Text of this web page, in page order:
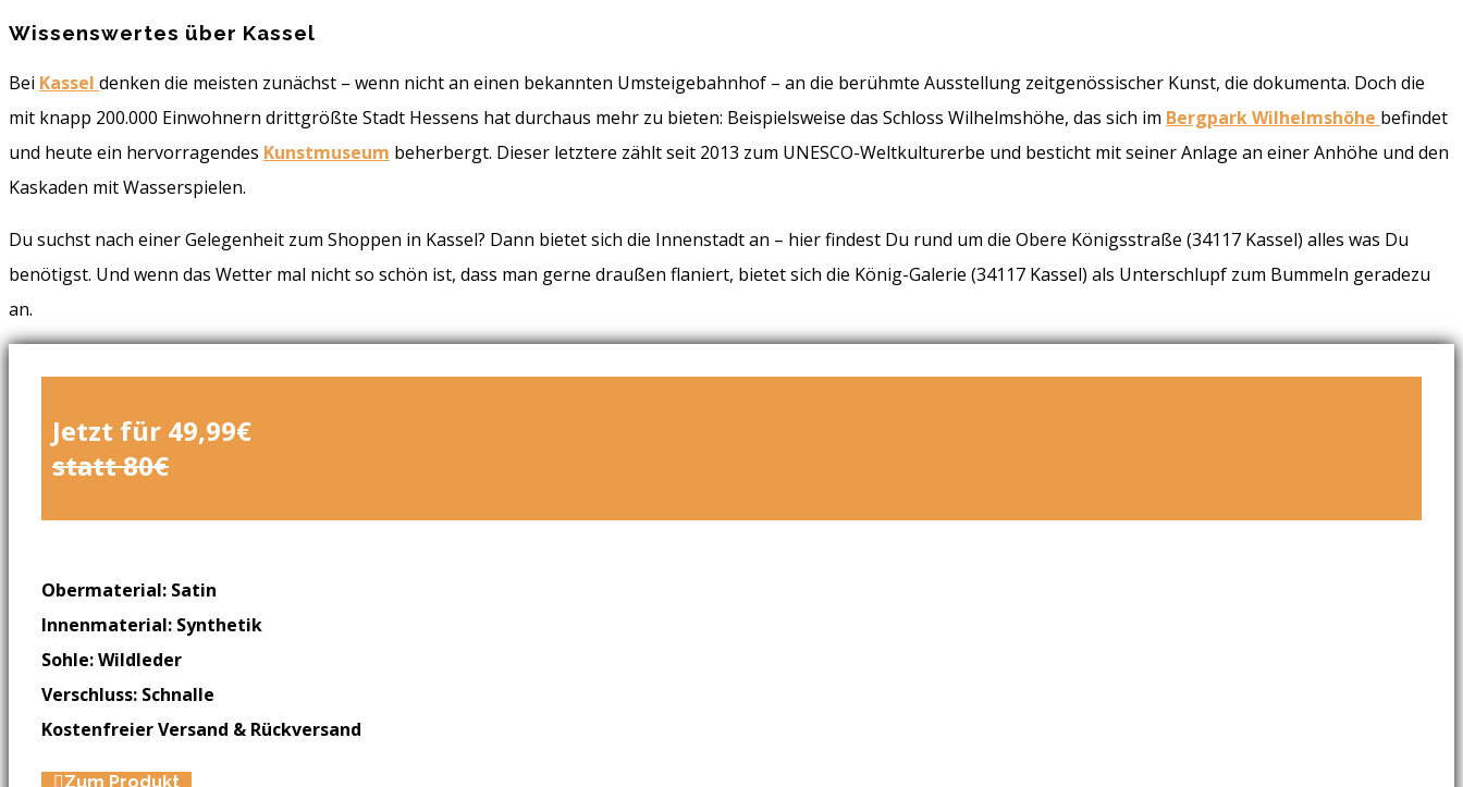
Wissenswertes über Kassel
Bei Kassel denken die meisten zunächst – wenn nicht an einen bekannten Umsteigebahnhof – an die berühmte Ausstellung zeitgenössischer Kunst, die dokumenta. Doch die
mit knapp 200.000 Einwohnern drittgrößte Stadt Hessens hat durchaus mehr zu bieten: Beispielsweise das Schloss Wilhelmshöhe, das sich im Bergpark Wilhelmshöhe befindet
und heute ein hervorragendes Kunstmuseum beherbergt. Dieser letztere zählt seit 2013 zum UNESCO-Weltkulturerbe und besticht mit seiner Anlage an einer Anhöhe und den
Kaskaden mit Wasserspielen.
Du suchst nach einer Gelegenheit zum Shoppen in Kassel? Dann bietet sich die Innenstadt an – hier findest Du rund um die Obere Königsstraße (34117 Kassel) alles was Du
benötigst. Und wenn das Wetter mal nicht so schön ist, dass man gerne draußen flaniert, bietet sich die König-Galerie (34117 Kassel) als Unterschlupf zum Bummeln geradezu
an.
Jetzt für 49,99€
statt 80€
Obermaterial: Satin
Innenmaterial: Synthetik
Sohle: Wildleder
Verschluss: Schnalle
Kostenfreier Versand & Rückversand
Zum Produkt